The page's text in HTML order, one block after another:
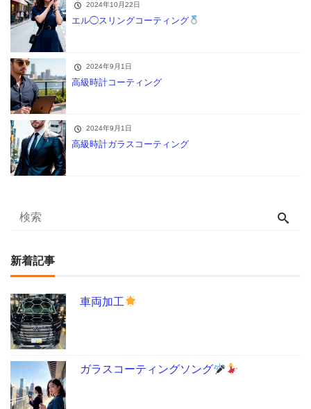
2024年10月22日
エル◯スリングコーティング
2024年9月1日
高級時計コーティング
2024年9月1日
高級時計ガラスコーティング
新着記事
車両加工
ガラスコーティングソング